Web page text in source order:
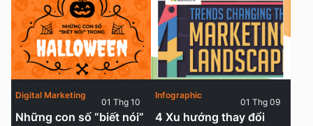
Những con số “biết nói”
Digital Marketing
01 Thg 10
4 Xu hướng thay đổi
Infographic
01 Thg 09